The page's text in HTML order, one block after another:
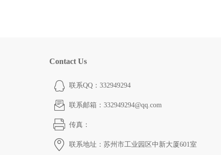
Contact Us
联系QQ：332949294
联系邮箱：332949294@qq.com
传真：
联系地址：苏州市工业园区中新大厦601室